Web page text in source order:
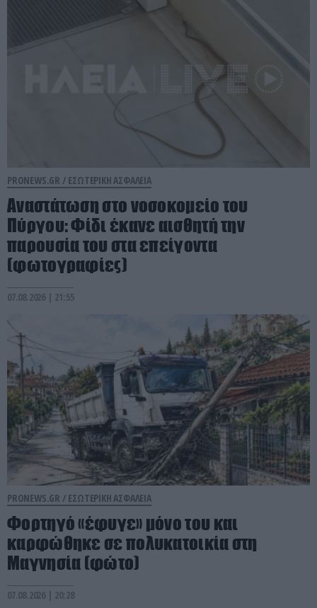
PRONEWS.GR / ΕΣΩΤΕΡΙΚΗ ΑΣΦΑΛΕΙΑ
Αναστάτωση στο νοσοκομείο του
Πύργου: Φίδι έκανε αισθητή την
παρουσία του στα επείγοντα
(φωτογραφίες)
07.08.2026 | 21:55
PRONEWS.GR / ΕΣΩΤΕΡΙΚΗ ΑΣΦΑΛΕΙΑ
Φορτηγό «έφυγε» μόνο του και
καρφώθηκε σε πολυκατοικία στη
Μαγνησία (φώτο)
07.08.2026 | 20:28